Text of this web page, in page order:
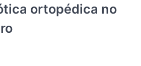
ortopédica no